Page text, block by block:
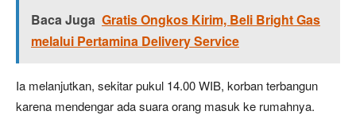
Baca Juga Gratis Ongkos Kirim, Beli Bright Gas
melalui Pertamina Delivery Service
Ia melanjutkan, sekitar pukul 14.00 WIB, korban terbangun
karena mendengar ada suara orang masuk ke rumahnya.